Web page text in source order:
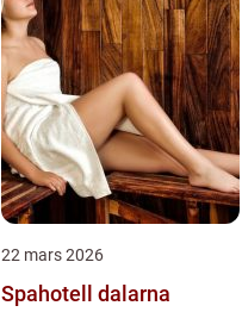
22 mars 2026
Spahotell dalarna